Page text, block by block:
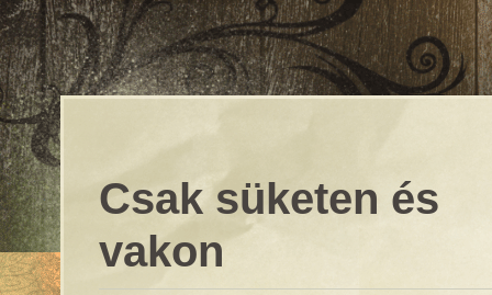
Csak süketen és
vakon